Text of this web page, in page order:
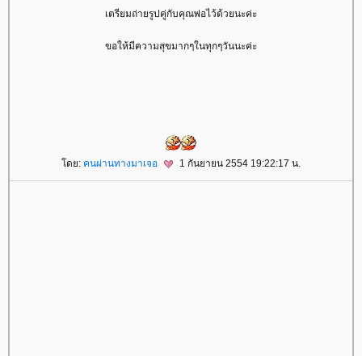
เตรียมถ่ายรูปคู่กับคุณพ่อไว้ด้วยนะค่ะ
ขอให้มีความสุขมากๆในทุกๆวันนะค่ะ
ดย: คนผ่านทางมาเจอ 1 กันยายน 2554 19:22:17 น.